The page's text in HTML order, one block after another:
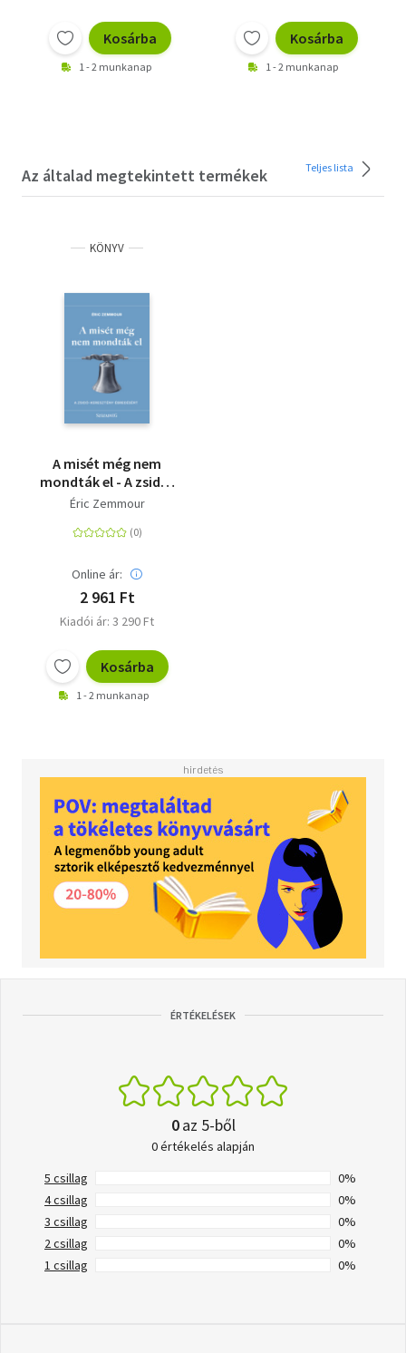
Kosárba
1 - 2 munkanap
Kosárba
1 - 2 munkanap
Az általad megtekintett termékek Teljes lista
KÖNYV
A misét még nem
mondták el - A zsidó-
keresztény ébredésért
Éric Zemmour
Online ár:
2 961 Ft
Kiadói ár: 3 290 Ft
Kosárba
1 - 2 munkanap
ÉRTÉKELÉSEK
0az 5-ből
0 értékelés alapján
5 csillag
0%
4 csillag
0%
3 csillag
0%
2 csillag
0%
1 csillag
0%